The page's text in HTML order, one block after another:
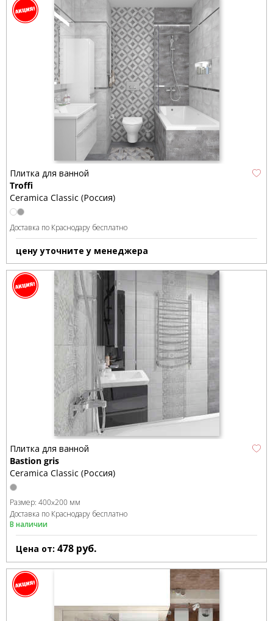
Плитка для ванной
Troffi
Ceramica Classic (Россия)
Доставка по Краснодару бесплатно
цену уточните у менеджера
Плитка для ванной
Bastion gris
Ceramica Classic (Россия)
Размер: 400x200 мм
Доставка по Краснодару бесплатно
В наличии
Цена от: 478 руб.